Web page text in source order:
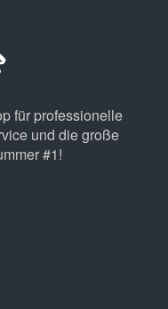
für professionelle
und die große
#1!